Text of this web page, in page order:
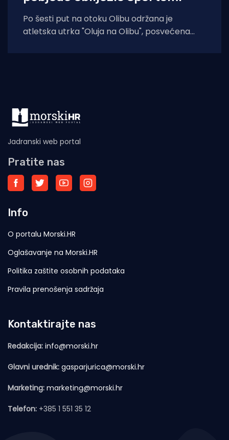
Po šesti put na otoku Olibu održana je
atletska utrka "Oluja na Olibu", posvećena
Jadranski web portal
Pratite nas
Info
O portalu Morski.HR
Oglašavanje na Morski.HR
Politika zaštite osobnih podataka
Pravila prenošenja sadržaja
Kontaktirajte nas
Redakcija: info@morski.hr
Glavni urednik: gasparjurica@morski.hr
Marketing: marketing@morski.hr
Telefon: +385 1 551 35 12